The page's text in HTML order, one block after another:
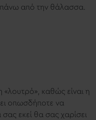
πάνω από την θάλασσα.
«λουτρό», καθώς είναι η
οπωσδήποτε να
εκεί θα σας χαρίσει